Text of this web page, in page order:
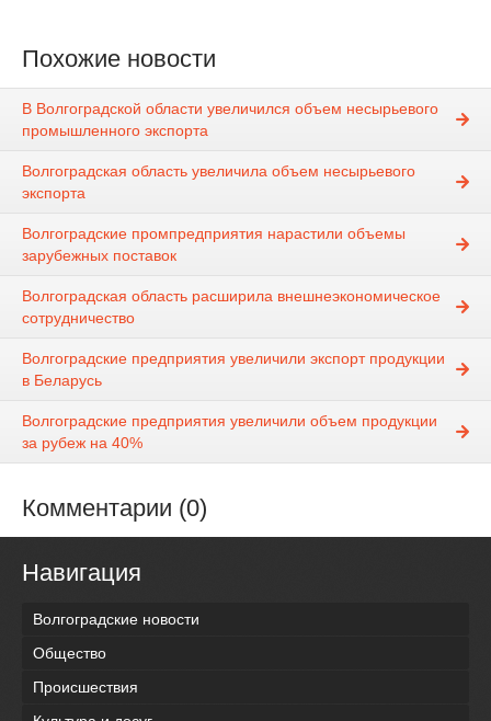
Похожие новости
В Волгоградской области увеличился объем несырьевого
промышленного экспорта
Волгоградская область увеличила объем несырьевого
экспорта
Волгоградские промпредприятия нарастили объемы
зарубежных поставок
Волгоградская область расширила внешнеэкономическое
сотрудничество
Волгоградские предприятия увеличили экспорт продукции
в Беларусь
Волгоградские предприятия увеличили объем продукции
за рубеж на 40%
Комментарии (0)
Навигация
Волгоградские новости
Общество
Происшествия